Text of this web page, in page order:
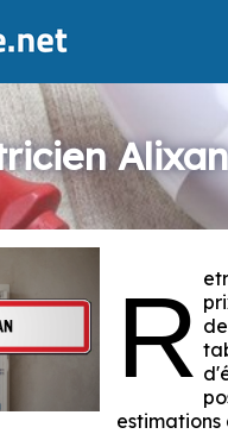
Alixan
R
estimations